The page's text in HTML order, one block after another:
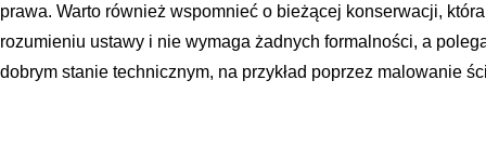
prawa. Warto również wspomnieć o bieżącej konserwacji,
rozumieniu ustawy i nie wymaga żadnych formalności, a
dobrym stanie technicznym, na przykład poprzez malowanie